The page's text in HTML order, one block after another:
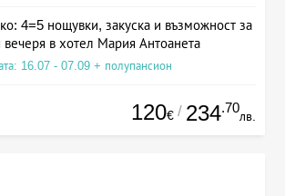
4=5 нощувки, закуска и възможност за
вечеря в хотел Мария Антоанета
16.07 - 07.09 + полупансион
120€ / 234.70
лв.